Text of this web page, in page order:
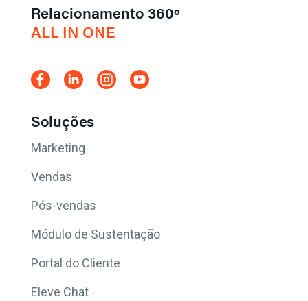
Relacionamento 360º
ALL IN ONE
Soluções
Marketing
Vendas
Pós-vendas
Módulo de Sustentação
Portal do Cliente
Eleve Chat